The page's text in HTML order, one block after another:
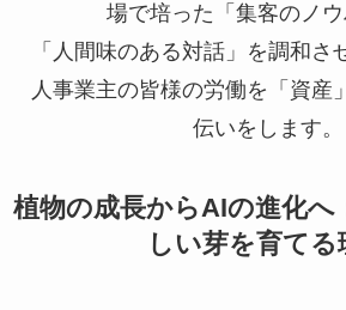
場で培った「集客のノウ
「人間味のある対話」を調和さ
人事業主の皆様の労働を「資産
伝いをします。
植物の成長からAIの進化へ
しい芽を育てる